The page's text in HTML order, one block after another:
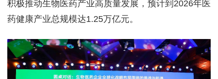
积极推动生物医药产业高质量发展，预计到2026年医
药健康产业总规模达1.25万亿元。